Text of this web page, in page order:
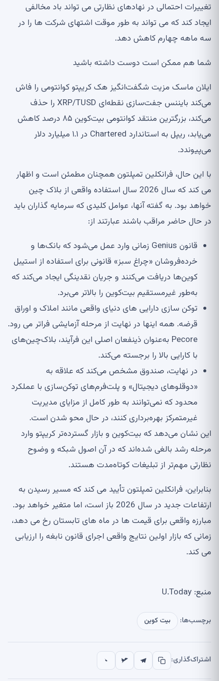
تغییرات احتمالی در نهادهای نظارتی می تواند باد مخالفی
ایجاد کند که می تواند به طور موقت اشتهای شرکت ها را در
سه ماهه چهارم کاهش دهد.
شما هم ممکن است دوست داشته باشید
ایلان ماسک مزیت شگفت‌انگیز هک کریپتو کوانتومی را فاش
می‌کند بایننس جفت‌سازی نقطه‌ای XRP/TUSD را حذف
می‌کند، بزرگترین منتقد کوانتومی بیت‌کوین ۸۵ درصد کاهش
می‌یابد، ریپل به استاندارد Chartered در ۱.۱ میلیارد دلار
می‌پیوندد.
با این حال، فرانکلین تمپلتون همچنان مطمئن است و اظهار
می کند که سال 2026 سال استفاده واقعی از بلاک چین
خواهد بود. به گفته آنها، عوامل کلیدی که سرمایه گذاران باید
در حال حاضر مراقب باشند عبارتند از:
قانون Genius زمانی وارد عمل می‌شود که بانک‌ها و
خرده‌فروشان «چراغ سبز» قانونی برای استفاده از استیبل
کوین‌ها دریافت می‌کنند و جریان نقدینگی ایجاد می‌کند که
به‌طور غیرمستقیم بیت‌کوین را بالاتر می‌برد.
توکن سازی دارایی های دنیای واقعی مانند املاک و اوراق
قرضه. همه اینها در نهایت از مرحله آزمایشی فراتر می رود.
Pecore به‌عنوان ذینفعان اصلی این فرآیند، بلاک‌چین‌های
با کارایی بالا را برجسته می‌کند.
در نهایت، صندوق مشخص می‌کند که علاقه به
«دوقلوهای دیجیتال» و پلت‌فرم‌های توکن‌سازی با عملکرد
محدود که نمی‌توانند به طور کامل از مزایای مدیریت
غیرمتمرکز بهره‌برداری کنند، در حال محو شدن است.
این نشان می‌دهد که بیت‌کوین و بازار گسترده‌تر کریپتو وارد
مرحله رشد بالغی شده‌اند که در آن اصول شبکه و وضوح
نظارتی مهم‌تر از تبلیغات کوتاه‌مدت هستند.
بنابراین، فرانکلین تمپلتون تأیید می کند که مسیر رسیدن به
ارتفاعات جدید در سال 2026 باز است، اما متغیر خواهد بود.
مبارزه واقعی برای قیمت ها در ماه های تابستان رخ می دهد،
زمانی که بازار اولین نتایج واقعی اجرای قانون نابغه را ارزیابی
می کند.
منبع: U.Today
برچسب‌ها: بیت کوین
اشتراک‌گذاری: